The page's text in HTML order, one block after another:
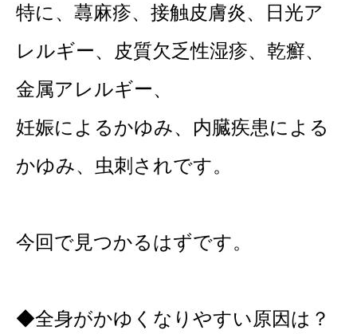
特に、蕁麻疹、接触皮膚炎、日光ア
レルギー、皮質欠乏性湿疹、乾癬、
金属アレルギー、
妊娠によるかゆみ、内臓疾患による
かゆみ、虫刺されです。
今回で見つかるはずです。
◆全身がかゆくなりやすい原因は？